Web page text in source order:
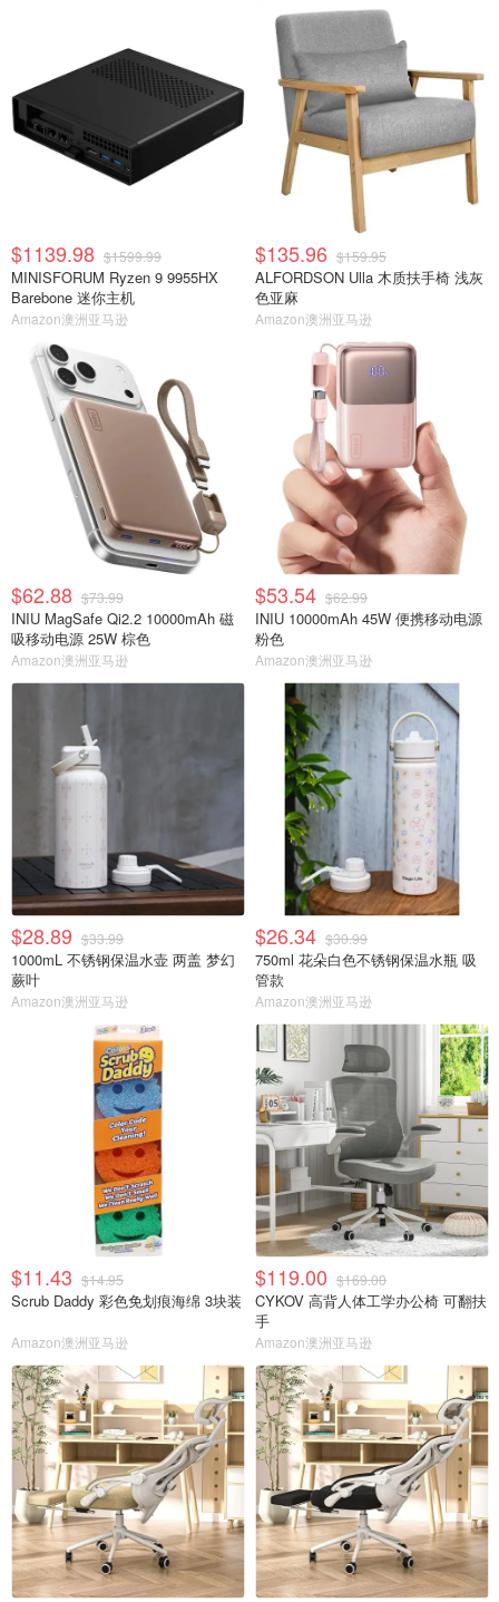
$1139.98 $1599.99
MINISFORUM Ryzen 9 9955HX
Barebone 迷你主机
Amazon澳洲亚马逊
$135.96 $159.95
ALFORDSON Ulla 木质扶手椅 浅灰
色亚麻
Amazon澳洲亚马逊
$62.88 $73.99
INIU MagSafe Qi2.2 10000mAh 磁
吸移动电源 25W 棕色
Amazon澳洲亚马逊
$53.54 $62.99
INIU 10000mAh 45W 便携移动电源
粉色
Amazon澳洲亚马逊
$28.89 $33.99
1000mL 不锈钢保温水壶 两盖 梦幻
蕨叶
Amazon澳洲亚马逊
$26.34 $30.99
750ml 花朵白色不锈钢保温水瓶 吸
管款
Amazon澳洲亚马逊
$11.43 $14.95
Scrub Daddy 彩色免划痕海绵 3块装
Amazon澳洲亚马逊
$119.00 $169.00
CYKOV 高背人体工学办公椅 可翻扶
手
Amazon澳洲亚马逊